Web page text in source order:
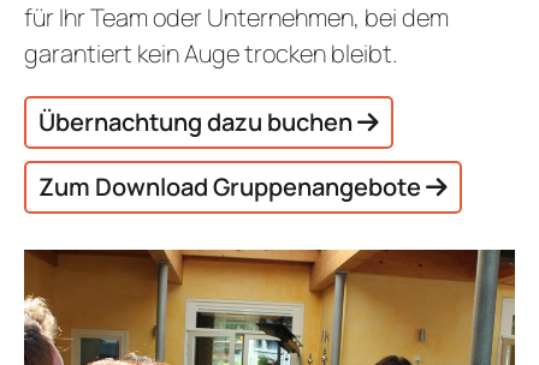
für Ihr Team oder Unternehmen, bei dem
garantiert kein Auge trocken bleibt.
Übernachtung dazu buchen
Zum Download Gruppenangebote